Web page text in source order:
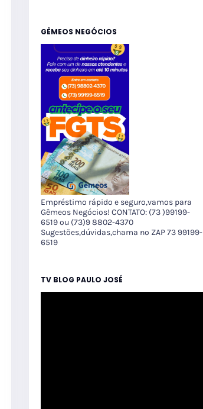
GÊMEOS NEGÓCIOS
Empréstimo rápido e seguro,vamos para
Gêmeos Negócios! CONTATO: (73 )99199-
6519 ou (73)9 8802-4370
Sugestões,dúvidas,chama no ZAP 73 99199-
6519
TV BLOG PAULO JOSÉ